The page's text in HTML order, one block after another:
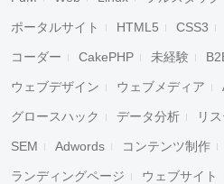
ポータルサイト HTML5 CSS3
コーダー CakePHP 未経験
ウェブデザイン ウェブメディア
グロースハック データ分析 リ
SEM Adwords コンテンツ制作
ランディングページ ウェブサイト